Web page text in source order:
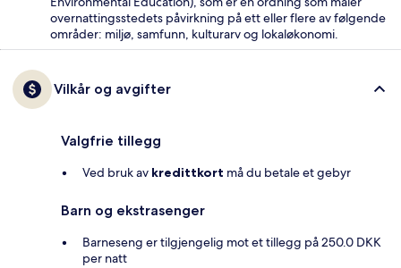
overnattingsstedets påvirkning på ett eller flere av følgende
områder: miljø, samfunn, kulturarv og lokaløkonomi.
Vilkår og avgifter
Valgfrie tillegg
Ved bruk av kredittkort må du betale et gebyr
Barn og ekstrasenger
Barneseng er tilgjengelig mot et tillegg på 250.0 DKK
per natt